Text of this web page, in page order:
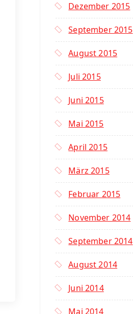
Dezember 2015
September 2015
August 2015
Juli 2015
Juni 2015
Mai 2015
April 2015
März 2015
Februar 2015
November 2014
September 2014
August 2014
Juni 2014
Mai 2014